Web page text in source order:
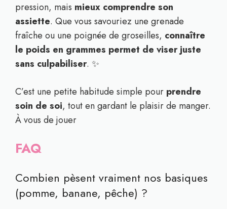
pression, mais mieux comprendre son
assiette. Que vous savouriez une grenade
fraîche ou une poignée de groseilles, connaître
le poids en grammes permet de viser juste
sans culpabiliser. ✨
C’est une petite habitude simple pour prendre
soin de soi, tout en gardant le plaisir de manger.
À vous de jouer
FAQ
Combien pèsent vraiment nos basiques
(pomme, banane, pêche) ?